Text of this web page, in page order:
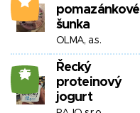
pomazánkové
šunka
OLMA, a.s.
25
Řecký
proteinový
jogurt